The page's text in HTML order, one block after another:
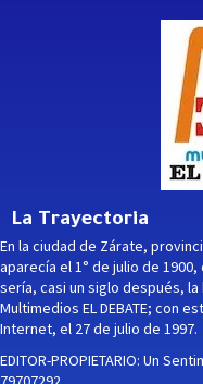
La Trayectoria
En la ciudad de Zárate,
aparecía el 1° de julio de
sería, casi un siglo después,
Multimedios EL DEBATE; con
Internet, el 27 de julio de 1997.
EDITOR-PROPIETARIO: Un